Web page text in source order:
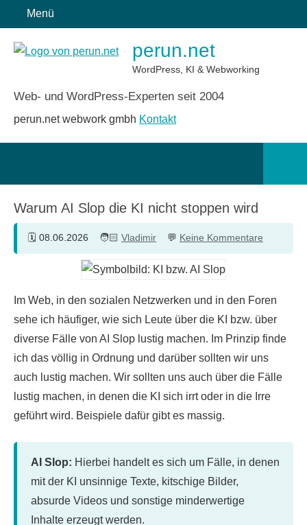
Inhalt
springen
Menü
perun.net
WordPress, KI & Webworking
Web- und WordPress-Experten seit 2004
perun.net webwork gmbh Kontakt
Warum AI Slop die KI nicht stoppen wird
08.06.2026 Vladimir Keine Kommentare
Im Web, in den sozialen Netzwerken und in den Foren
sehe ich häufiger, wie sich Leute über die KI bzw. über
diverse Fälle von AI Slop lustig machen. Im Prinzip finde
ich das völlig in Ordnung und darüber sollten wir uns
auch lustig machen. Wir sollten uns auch über die Fälle
lustig machen, in denen die KI sich irrt oder in die Irre
geführt wird. Beispiele dafür gibt es massig.
AI Slop: Hierbei handelt es sich um Fälle, in denen
mit der KI unsinnige Texte, kitschige Bilder,
absurde Videos und sonstige minderwertige
Inhalte erzeugt werden.